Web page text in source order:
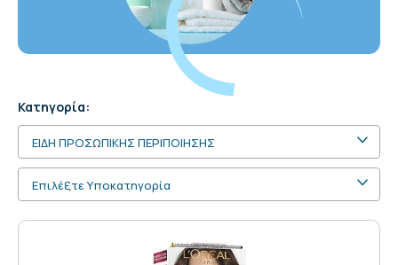
Κατηγορία:
ΕΙΔΗ ΠΡΟΣΩΠΙΚΗΣ ΠΕΡΙΠΟΙΗΣΗΣ
Επιλέξτε Υποκατηγορία